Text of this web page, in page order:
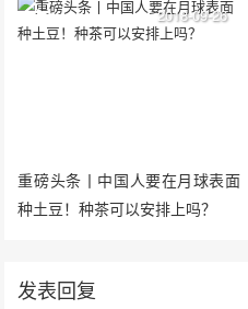
重磅头条丨中国人要在月球表面
种土豆！种茶可以安排上吗？
2018-09-26
发表回复